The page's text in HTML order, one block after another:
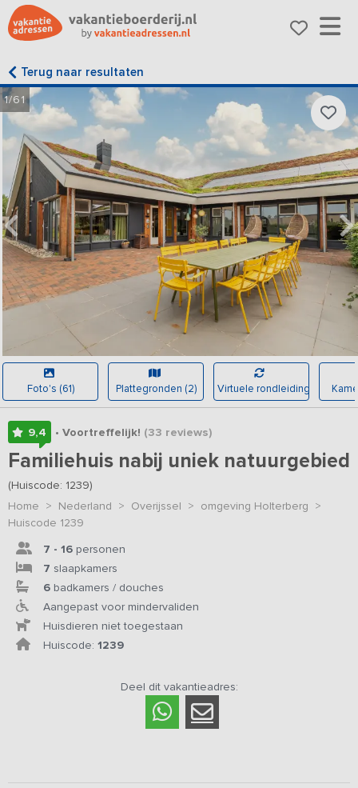
Terug naar resultaten
1/61
Foto's (61) Plattegronden (2) Virtuele rondleiding
9,4 • Voortreffelijk! (33 reviews)
Familiehuis nabij uniek natuurgebied
(Huiscode: 1239)
Home > Nederland > Overijssel > omgeving Holterberg >
Huiscode 1239
7 - 16 personen
7 slaapkamers
6 badkamers / douches
Aangepast voor mindervaliden
Huisdieren niet toegestaan
Huiscode: 1239
Deel dit vakantieadres: